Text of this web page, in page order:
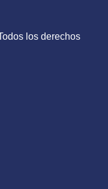
los derechos